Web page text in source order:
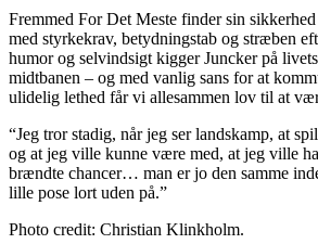
Fremmed For Det Meste finder sin
med styrkekrav, betydningstab og stræben
humor og selvindsigt kigger Juncker på
midtbanen – og med vanlig sans for at
ulidelig lethed får vi allesammen lov til at
“Jeg tror stadig, når jeg ser landskamp, at
og at jeg ville kunne være med, at jeg ville
brændte chancer… man er jo den samme
lille pose lort uden på.”
Photo credit: Christian Klinkholm.